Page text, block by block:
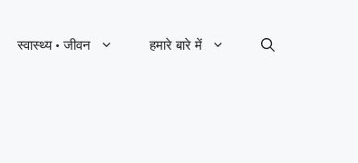
स्वास्थ्य · जीवन हमारे बारे में